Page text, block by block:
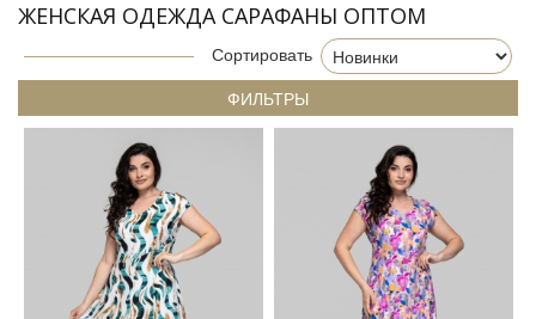
ЖЕНСКАЯ ОДЕЖДА САРАФАНЫ ОПТОМ
Сортировать
ФИЛЬТРЫ